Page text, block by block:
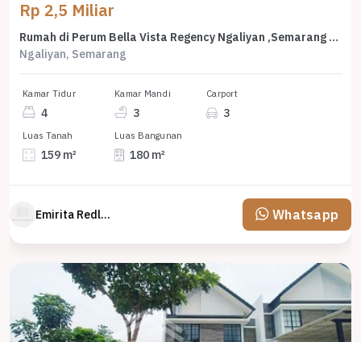
Rp 2,5 Miliar
Rumah di Perum Bella Vista Regency Ngaliyan ,Semarang Vn 6686
Ngaliyan, Semarang
Kamar Tidur
4
Kamar Mandi
3
Carport
3
Luas Tanah
159 m²
Luas Bangunan
180 m²
Emirita Redland Whatsapp